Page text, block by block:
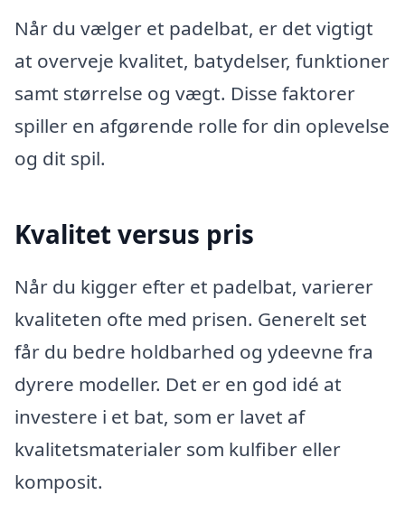
Når du vælger et padelbat, er det vigtigt
at overveje kvalitet, batydelser, funktioner
samt størrelse og vægt. Disse faktorer
spiller en afgørende rolle for din oplevelse
og dit spil.
Kvalitet versus pris
Når du kigger efter et padelbat, varierer
kvaliteten ofte med prisen. Generelt set
får du bedre holdbarhed og ydeevne fra
dyrere modeller. Det er en god idé at
investere i et bat, som er lavet af
kvalitetsmaterialer som kulfiber eller
komposit.